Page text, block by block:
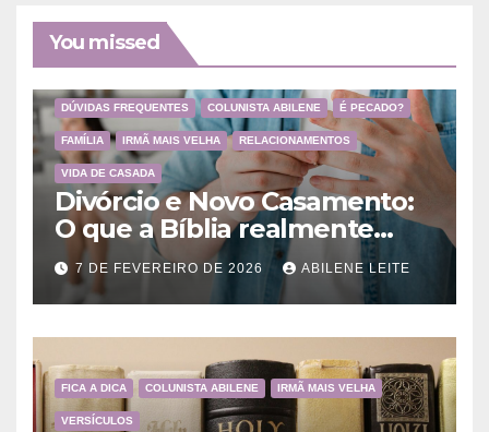
You missed
DÚVIDAS FREQUENTES COLUNISTA ABILENE É PECADO?
FAMÍLIA IRMÃ MAIS VELHA RELACIONAMENTOS
VIDA DE CASADA
Divórcio e Novo Casamento:
O que a Bíblia realmente
ensina
7 DE FEVEREIRO DE 2026 ABILENE LEITE
FICA A DICA COLUNISTA ABILENE IRMÃ MAIS VELHA
VERSÍCULOS